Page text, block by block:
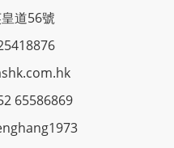
道56號
65586869